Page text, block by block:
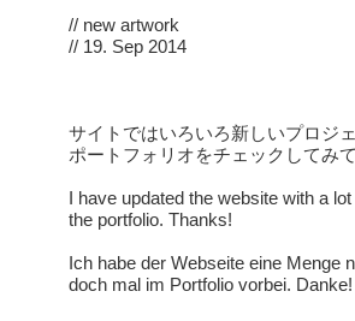
// new artwork
// 19. Sep 2014
サイトではいろいろ新しいプロジ
ポートフォリオをチェックしてみ
I have updated the website with a
the portfolio. Thanks!
Ich habe der Webseite eine Menge
doch mal im Portfolio vorbei. Danke!